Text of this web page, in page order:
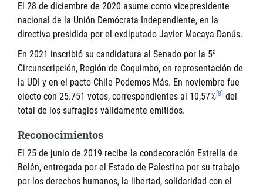
El 28 de diciembre de 2020 asume como vicepresidente
nacional de la Unión Demócrata Independiente, en la
directiva presidida por el exdiputado Javier Macaya Danús.
En 2021 inscribió su candidatura al Senado por la 5a
Circunscripción, Región de Coquimbo, en representación de
la UDI y en el pacto Chile Podemos Más. En noviembre fue
electo con 25.751 votos, correspondientes al 10,57% [8] del
total de los sufragios válidamente emitidos.
Reconocimientos
El 25 de junio de 2019 recibe la condecoración Estrella de
Belén, entregada por el Estado de Palestina por su trabajo
por los derechos humanos, la libertad, solidaridad con el